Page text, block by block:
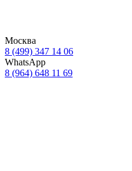
Москва
8 (499) 347 14 06
WhatsApp
8 (964) 648 11 69